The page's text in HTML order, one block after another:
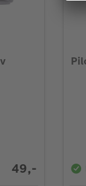
49,-